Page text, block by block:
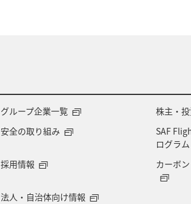
グループ企業一覧
株主・
安全の取り組み
SAF
ログラム
採用情報 カーボ
法人・自治体向け情報